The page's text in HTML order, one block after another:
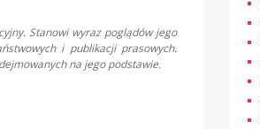
Stanowi wyraz poglądów jego
i publikacji prasowych.
na jego podstawie.